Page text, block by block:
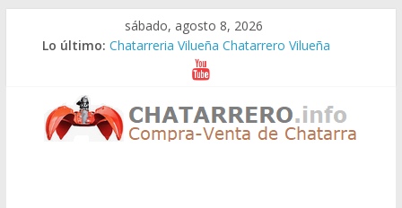
sábado, agosto 8, 2026
Lo último: Chatarreria Vilueña Chatarrero Vilueña
Chatarreria Zuera Chatarrero Zuera
Chatarreria Zaragoza Chatarrero Zaragoza
Chatarreria Zaida Chatarrero Zaida
Chatarreria Vistabella Chatarrero Vistabella